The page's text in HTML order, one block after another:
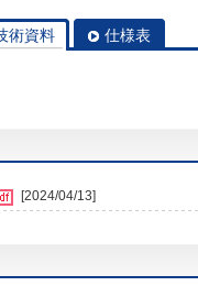
術資料 仕様表
[2024/04/13]